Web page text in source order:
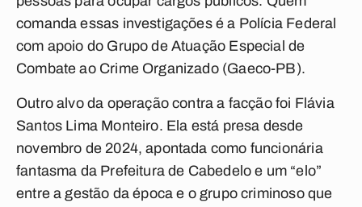
comanda essas investigações é a Polícia Federal
com apoio do Grupo de Atuação Especial de
Combate ao Crime Organizado (Gaeco-PB).
Outro alvo da operação contra a facção foi Flávia
Santos Lima Monteiro. Ela está presa desde
novembro de 2024, apontada como funcionária
fantasma da Prefeitura de Cabedelo e um “elo”
entre a gestão da época e o grupo criminoso que